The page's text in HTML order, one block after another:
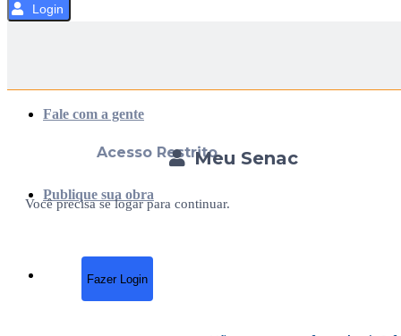
Fale com a gente
Publique sua obra
Login
Meu Senac
Acesso Restrito
Você precisa se logar para continuar.
Fazer Login